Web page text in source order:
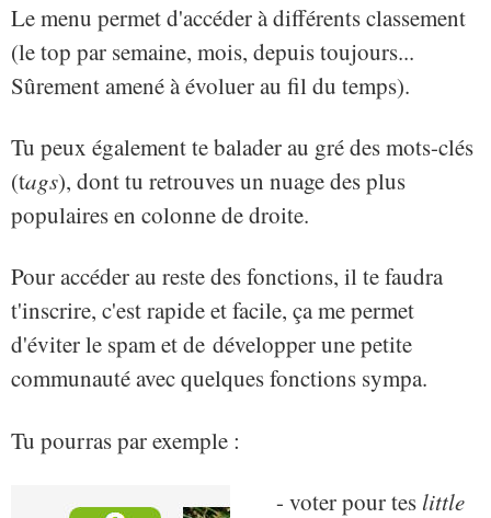
Le menu permet d'accéder à différents classement
(le top par semaine, mois, depuis toujours...
Sûrement amené à évoluer au fil du temps).
Tu peux également te balader au gré des mots-clés
(tags), dont tu retrouves un nuage des plus
populaires en colonne de droite.
Pour accéder au reste des fonctions, il te faudra
t'inscrire, c'est rapide et facile, ça me permet
d'éviter le spam et de développer une petite
communauté avec quelques fonctions sympa.
Tu pourras par exemple :
- voter pour tes little